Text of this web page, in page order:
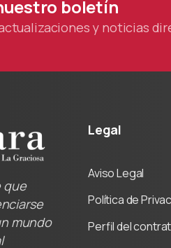
boletín
y noticias
que
mundo
Legal
Aviso Legal
Política de
Perfil del